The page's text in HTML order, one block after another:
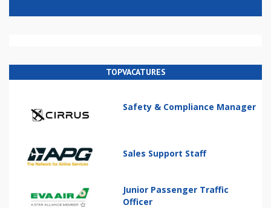
TOPVACATURES
Safety & Compliance Manager
Sales Support Staff
Junior Passenger Traffic
Officer